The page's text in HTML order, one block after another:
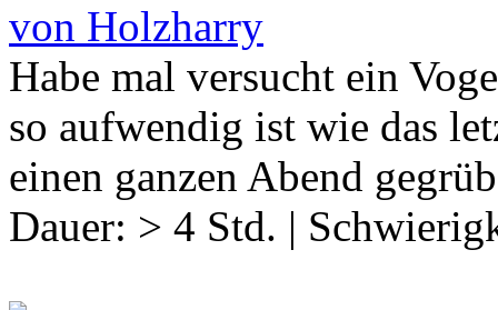
von Holzharry
Habe mal versucht ein
so aufwendig ist wie das
einen ganzen Abend
Dauer: > 4 Std. |